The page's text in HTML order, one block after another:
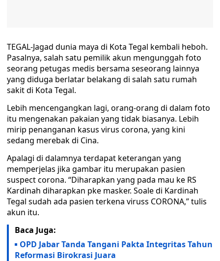
TEGAL-Jagad dunia maya di Kota Tegal kembali heboh.
Pasalnya, salah satu pemilik akun mengunggah foto
seorang petugas medis bersama seseorang lainnya
yang diduga berlatar belakang di salah satu rumah
sakit di Kota Tegal.
Lebih mencengangkan lagi, orang-orang di dalam foto
itu mengenakan pakaian yang tidak biasanya. Lebih
mirip penanganan kasus virus corona, yang kini
sedang merebak di Cina.
Apalagi di dalamnya terdapat keterangan yang
memperjelas jika gambar itu merupakan pasien
suspect corona. “Diharapkan yang pada mau ke RS
Kardinah diharapkan pke masker. Soale di Kardinah
Tegal sudah ada pasien terkena viruss CORONA,” tulis
akun itu.
Baca Juga:
OPD Jabar Tanda Tangani Pakta Integritas Tahun
Reformasi Birokrasi Juara